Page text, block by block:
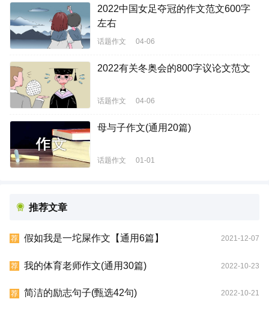
2022中国女足夺冠的作文范文600字
左右
话题作文 04-06
2022有关冬奥会的800字议论文范文
话题作文 04-06
母与子作文(通用20篇)
话题作文 01-01
推荐文章
荐 假如我是一坨屎作文【通用6篇】 2021-12-07
荐 我的体育老师作文(通用30篇) 2022-10-23
荐 简洁的励志句子(甄选42句) 2022-10-21